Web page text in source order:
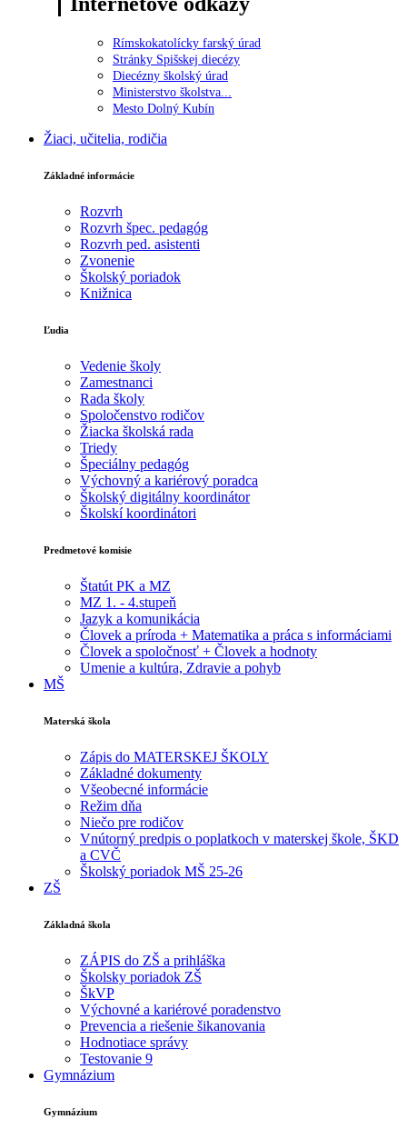
Rímskokatolícky farský úrad
Stránky Spišskej diecézy
Diecézny školský úrad
Ministerstvo školstva...
Mesto Dolný Kubín
Žiaci, učitelia, rodičia
Základné informácie
Rozvrh
Rozvrh špec. pedagóg
Rozvrh ped. asistenti
Zvonenie
Školský poriadok
Knižnica
Ľudia
Vedenie školy
Zamestnanci
Rada školy
Spoločenstvo rodičov
Žiacka školská rada
Triedy
Špeciálny pedagóg
Výchovný a kariérový poradca
Školský digitálny koordinátor
Školskí koordinátori
Predmetové komisie
Štatút PK a MZ
MZ 1. - 4.stupeň
Jazyk a komunikácia
Človek a príroda + Matematika a práca s informáciami
Človek a spoločnosť + Človek a hodnoty
Umenie a kultúra, Zdravie a pohyb
MŠ
Materská škola
Zápis do MATERSKEJ ŠKOLY
Základné dokumenty
Všeobecné informácie
Režim dňa
Niečo pre rodičov
Vnútorný predpis o poplatkoch v materskej škole, ŠKD
a CVČ
Školský poriadok MŠ 25-26
ZŠ
Základná škola
ZÁPIS do ZŠ a prihláška
Školsky poriadok ZŠ
ŠkVP
Výchovné a kariérové poradenstvo
Prevencia a riešenie šikanovania
Hodnotiace správy
Testovanie 9
Gymnázium
Gymnázium